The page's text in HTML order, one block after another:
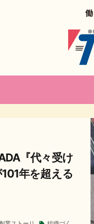
『代々受け
年を超える